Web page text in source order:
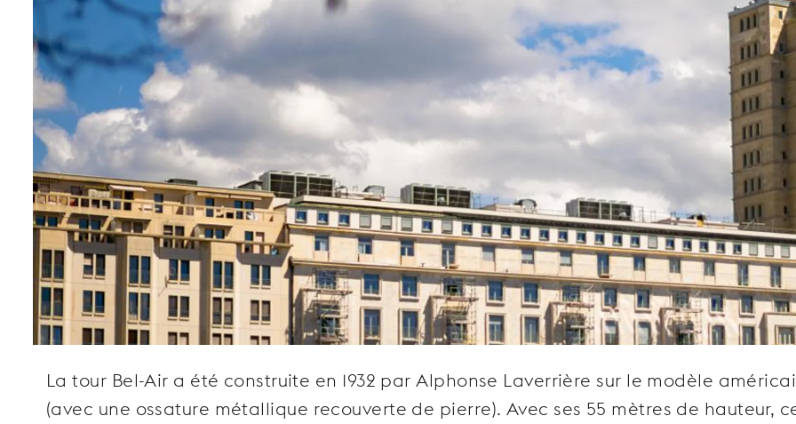
La tour Bel-Air a été construite en 1932 par Alphonse Laverrière sur le modèle
(avec une ossature métallique recouverte de pierre). Avec ses 55 mètres de hauteur,